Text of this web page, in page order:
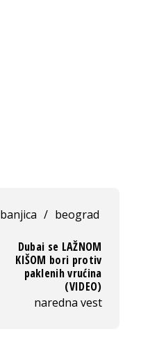
banjica / beograd
Dubai se LAŽNOM
KIŠOM bori protiv
paklenih vrućina
(VIDEO)
naredna vest